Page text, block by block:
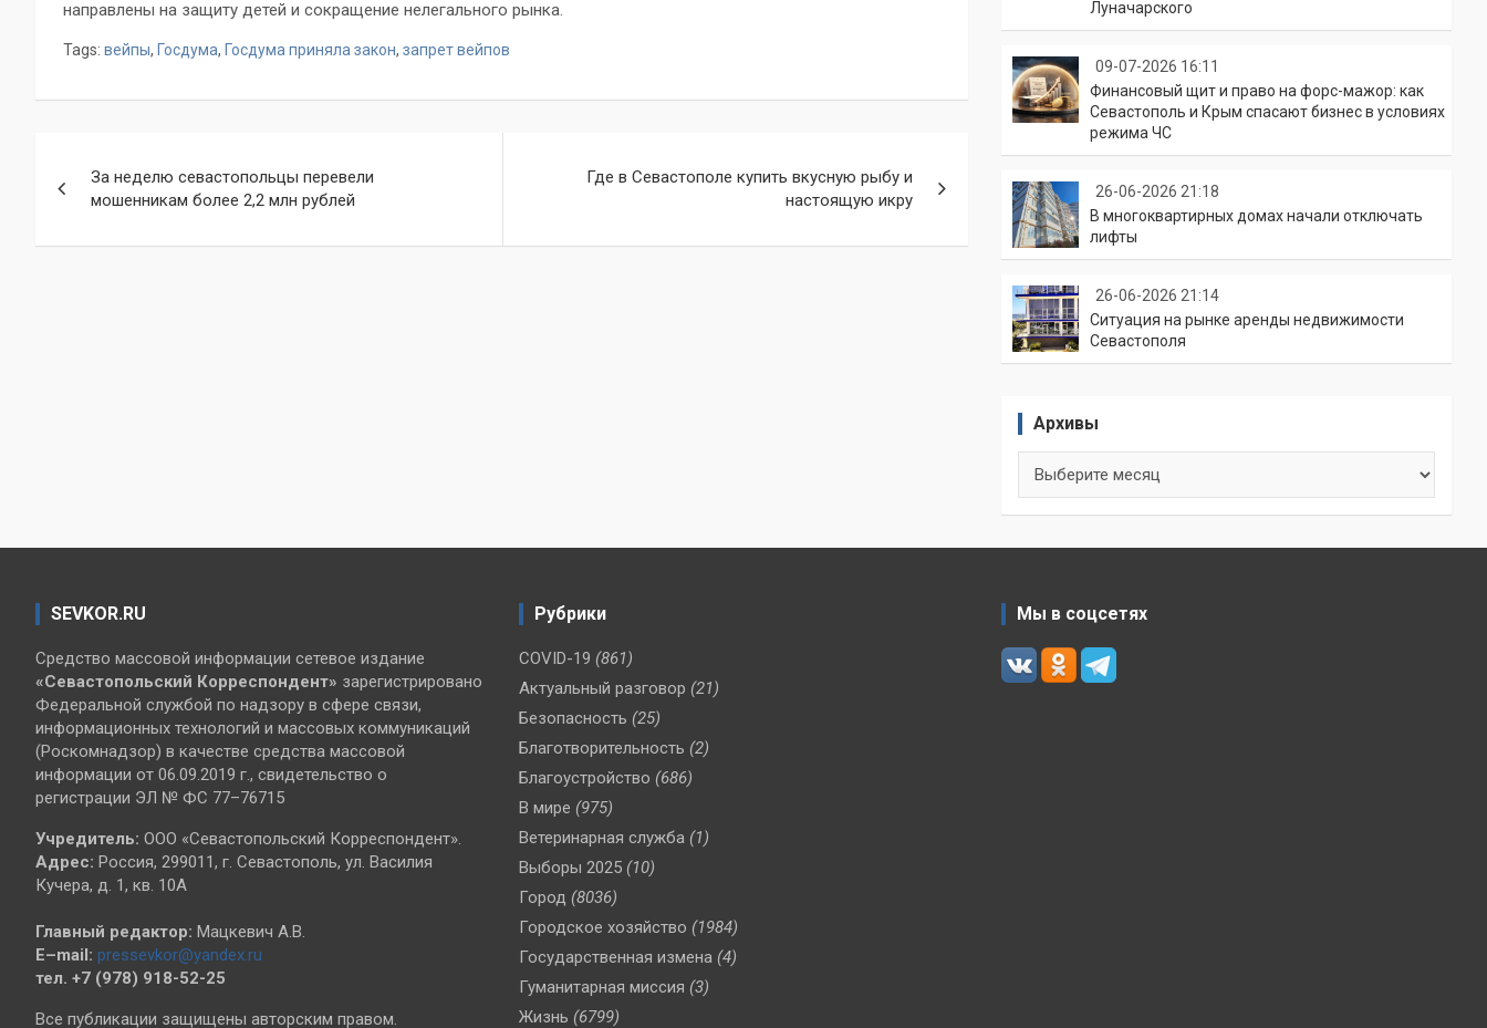
направлены на защиту детей и сокращение нелегального рынка.
Tags: вейпы, Госдума, Госдума приняла закон, запрет вейпов
по
записям
За неделю севастопольцы перевели
мошенникам более 2,2 млн рублей
Где в Севастополе купить вкусную рыбу и
настоящую икру
Луначарского
09-07-2026 16:11
Финансовый щит и право на форс-мажор: как
Севастополь и Крым спасают бизнес в условиях
режима ЧС
26-06-2026 21:18
В многоквартирных домах начали отключать
лифты
26-06-2026 21:14
Ситуация на рынке аренды недвижимости
Севастополя
Архивы
SEVKOR.RU
Средство массовой информации сетевое издание
«Севастопольский Корреспондент» зарегистрировано
Федеральной службой по надзору в сфере связи,
информационных технологий и массовых коммуникаций
(Роскомнадзор) в качестве средства массовой
информации от 06.09.2019 г., свидетельство о
регистрации ЭЛ № ФС 77–76715
Учредитель: ООО «Севастопольский Корреспондент».
Адрес: Россия, 299011, г. Севастополь, ул. Василия
Кучера, д. 1, кв. 10А
Главный редактор: Мацкевич А.В.
E–mail: pressevkor@yandex.ru
тел. +7 (978) 918-52-25
Все публикации защищены авторским правом.
Рубрики
COVID-19 (861)
Актуальный разговор (21)
Безопасность (25)
Благотворительность (2)
Благоустройство (686)
В мире (975)
Ветеринарная служба (1)
Выборы 2025 (10)
Город (8036)
Городское хозяйство (1984)
Государственная измена (4)
Гуманитарная миссия (3)
Жизнь (6799)
Мы в соцсетях